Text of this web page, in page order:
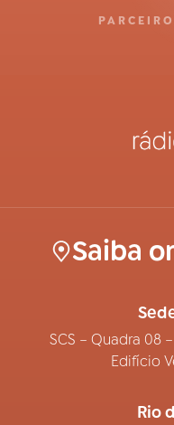
Saiba
SCS – Quadra 08
Edifício
Rio